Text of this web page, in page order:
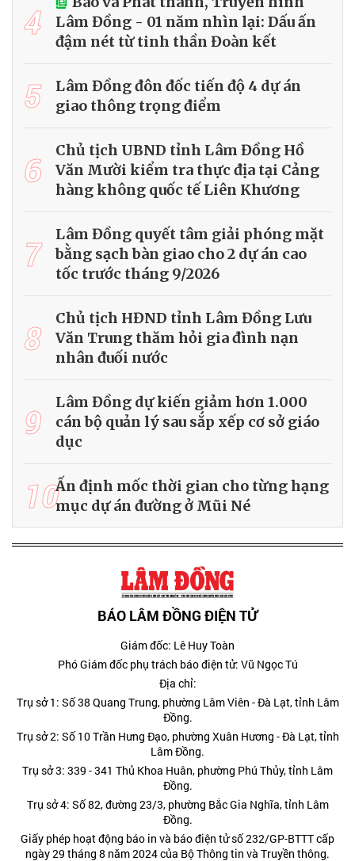
4
Lâm Đồng - 01 năm nhìn lại: Dấu ấn
đậm nét từ tinh thần Đoàn kết
5
Lâm Đồng đôn đốc tiến độ 4 dự án
giao thông trọng điểm
6
Chủ tịch UBND tỉnh Lâm Đồng Hồ
Văn Mười kiểm tra thực địa tại Cảng
hàng không quốc tế Liên Khương
7
Lâm Đồng quyết tâm giải phóng mặt
bằng sạch bàn giao cho 2 dự án cao
tốc trước tháng 9/2026
8
Chủ tịch HĐND tỉnh Lâm Đồng Lưu
Văn Trung thăm hỏi gia đình nạn
nhân đuối nước
9
Lâm Đồng dự kiến giảm hơn 1.000
cán bộ quản lý sau sắp xếp cơ sở giáo
dục
10Ấn định mốc thời gian cho từng hạng
mục dự án đường ở Mũi Né
BÁO LÂM ĐỒNG ĐIỆN TỬ
Giám đốc: Lê Huy Toàn
Phó Giám đốc phụ trách báo điện tử: Vũ Ngọc Tú
Địa chỉ:
Trụ sở 1: Số 38 Quang Trung, phường Lâm Viên - Đà Lạt, tỉnh Lâm
Đồng.
Trụ sở 2: Số 10 Trần Hưng Đạo, phường Xuân Hương - Đà Lạt, tỉnh
Lâm Đồng.
Trụ sở 3: 339 - 341 Thủ Khoa Huân, phường Phú Thủy, tỉnh Lâm
Đồng.
Trụ sở 4: Số 82, đường 23/3, phường Bắc Gia Nghĩa, tỉnh Lâm
Đồng.
Giấy phép hoạt động báo in và báo điện tử số 232/GP-BTTT cấp
ngày 29 tháng 8 năm 2024 của Bộ Thông tin và Truyền thông.